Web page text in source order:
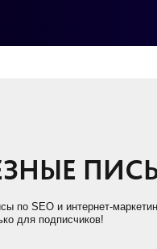
по SEO и интернет-
для подписчиков!